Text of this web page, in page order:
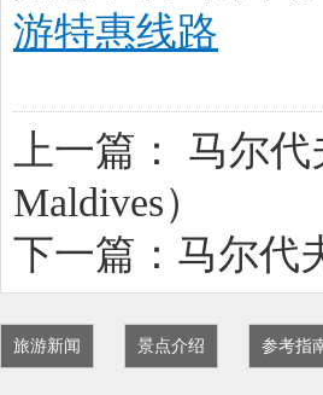
游特惠线路
上一篇： 马尔代
Maldives）
下一篇： 马尔代
旅游新闻 景点介绍 参考指